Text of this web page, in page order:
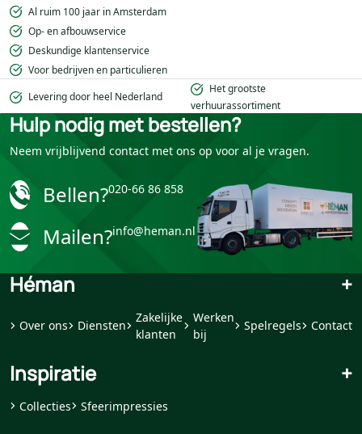
Al ruim 100 jaar in Amsterdam
Op- en afbouwservice
Deskundige klantenservice
Voor bedrijven en particulieren
Levering door heel Nederland
Het grootste
verhuurassortiment
Hulp nodig met bestellen?
Neem vrijblijvend contact met ons op voor al je vragen.
Bellen?020-66 86 858
Mailen?info@heman.nl
Héman +
Over ons Diensten
Zakelijke
klanten
Werken
bij
Spelregels Contact
Inspiratie +
Collecties Sfeerimpressies